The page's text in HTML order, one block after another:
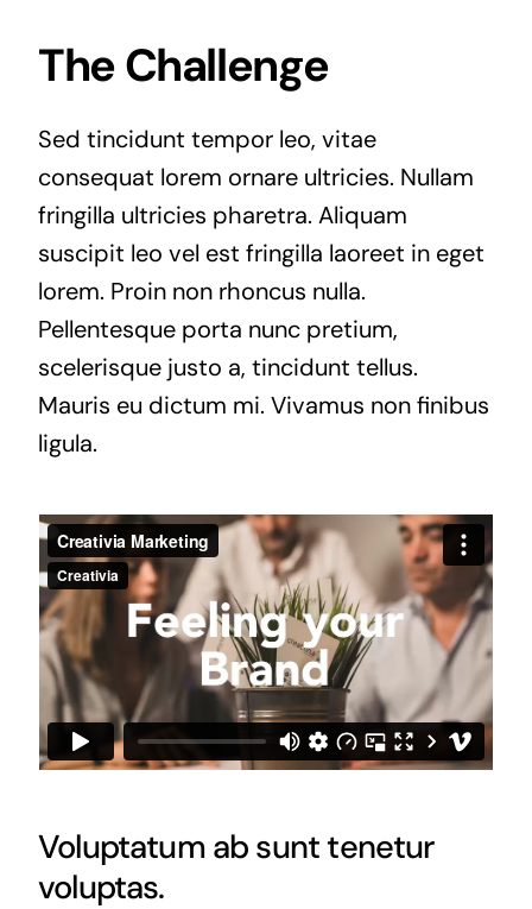
The Challenge
Sed tincidunt tempor leo, vitae
consequat lorem ornare ultricies. Nullam
fringilla ultricies pharetra. Aliquam
suscipit leo vel est fringilla laoreet in eget
lorem. Proin non rhoncus nulla.
Pellentesque porta nunc pretium,
scelerisque justo a, tincidunt tellus.
Mauris eu dictum mi. Vivamus non finibus
ligula.
Voluptatum ab sunt tenetur
voluptas.